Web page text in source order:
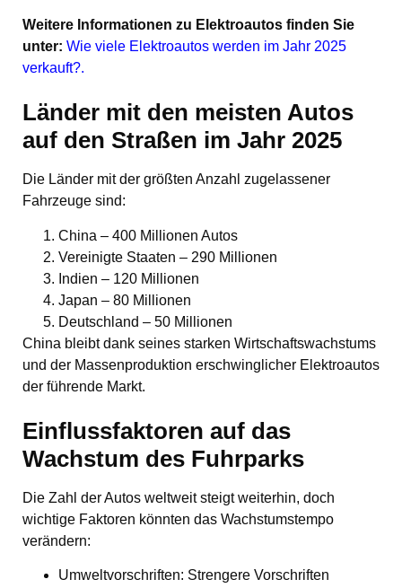
Weitere Informationen zu Elektroautos finden Sie
unter: Wie viele Elektroautos werden im Jahr 2025
verkauft?.
Länder mit den meisten Autos
auf den Straßen im Jahr 2025
Die Länder mit der größten Anzahl zugelassener
Fahrzeuge sind:
China – 400 Millionen Autos
Vereinigte Staaten – 290 Millionen
Indien – 120 Millionen
Japan – 80 Millionen
Deutschland – 50 Millionen
China bleibt dank seines starken Wirtschaftswachstums
und der Massenproduktion erschwinglicher Elektroautos
der führende Markt.
Einflussfaktoren auf das
Wachstum des Fuhrparks
Die Zahl der Autos weltweit steigt weiterhin, doch
wichtige Faktoren könnten das Wachstumstempo
verändern:
Umweltvorschriften: Strengere Vorschriften